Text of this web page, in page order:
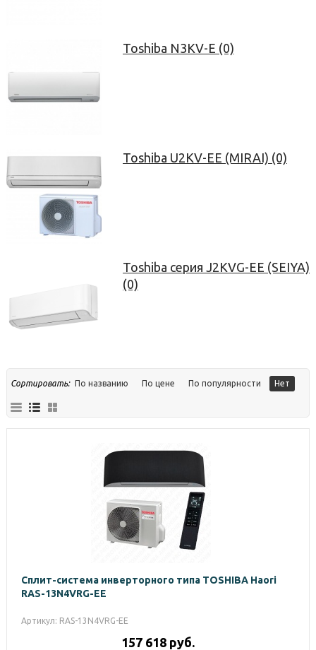
Toshiba N3KV-E (0)
Toshiba U2KV-EE (MIRAI) (0)
Toshiba серия J2KVG-EE (SEIYA)
(0)
Сортировать: По названию По цене По популярности Нет
Сплит-система инверторного типа TOSHIBA Haori
RAS-13N4VRG-EE
Артикул: RAS-13N4VRG-EE
157 618 руб.